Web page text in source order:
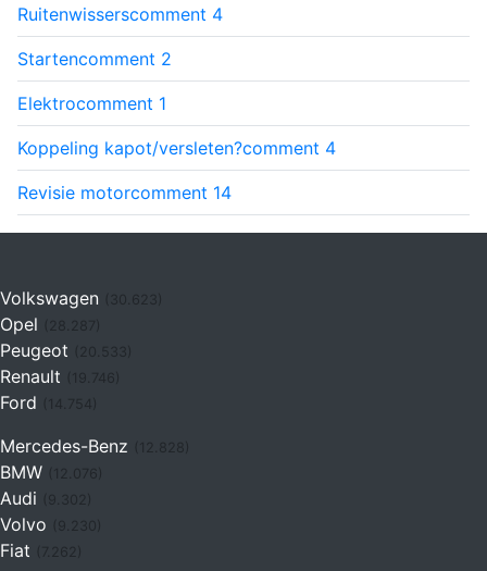
Ruitenwisserscomment 4
Startencomment 2
Elektrocomment 1
Koppeling kapot/versleten?comment 4
Revisie motorcomment 14
Volkswagen (30.623)
Opel
Peugeot
Renault (19.746)
Ford (14.754)
Mercedes-Benz
BMW (12.076)
Audi
Volvo
Fiat (7.262)